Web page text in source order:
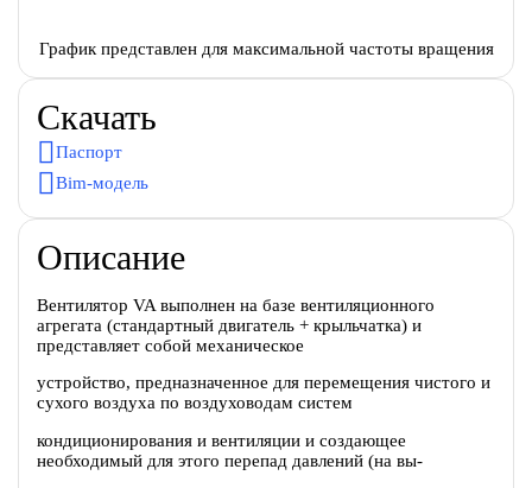
График представлен для максимальной частоты вращения
Скачать
Паспорт
Bim-модель
Описание
Вентилятор VA выполнен на базе вентиляционного
агрегата (стандартный двигатель + крыльчатка) и
представляет собой механическое
устройство, предназначенное для перемещения чистого и
сухого воздуха по воздуховодам систем
кондиционирования и вентиляции и создающее
необходимый для этого перепад давлений (на вы-